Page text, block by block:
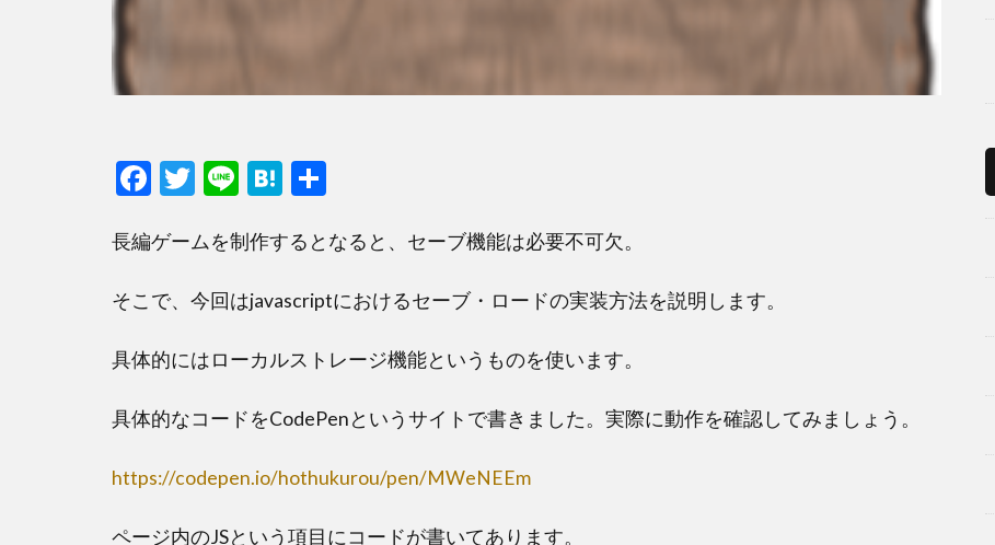
F
e
b
o
o
T
itt
er
Li
e
H
e
a
長編ゲームを制作するとなると、セーブ機能は必要不可欠。
そこで、今回はjavascriptにおけるセーブ・ロードの実装方法を説明します。
具体的にはローカルストレージ機能というものを使います。
具体的なコードをCodePenというサイトで書きました。実際に動作を確認してみましょう。
https://codepen.io/hothukurou/pen/MWeNEEm
ページ内のJSという項目にコードが書いてあります。